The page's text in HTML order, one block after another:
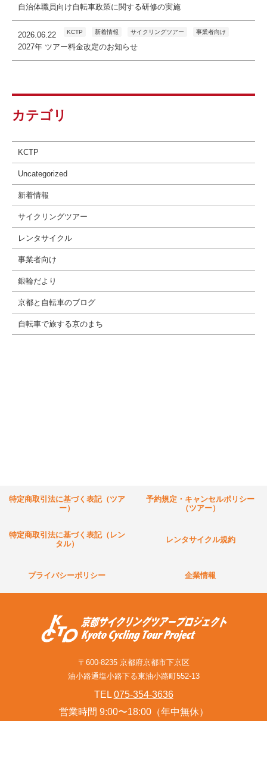
自治体職員向け自転車政策に関する研修の実施
2026.06.22 KCTP 新着情報 サイクリングツアー 事業者向け
2027年 ツアー料金改定のお知らせ
カテゴリ
KCTP
Uncategorized
新着情報
サイクリングツアー
レンタサイクル
事業者向け
銀輪だより
京都と自転車のブログ
自転車で旅する京のまち
特定商取引法に基づく表記（ツア
ー）
予約規定・キャンセルポリシー
（ツアー）
特定商取引法に基づく表記（レン
タル）
レンタサイクル規約
プライバシーポリシー 企業情報
〒600-8235 京都府京都市下京区
油小路通塩小路下る東油小路町552-13
TEL 075-354-3636
営業時間 9:00〜18:00（年中無休）